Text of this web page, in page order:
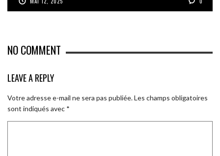
NO COMMENT
LEAVE A REPLY
Votre adresse e-mail ne sera pas publiée.Les champs obligatoires
sont indiqués avec *